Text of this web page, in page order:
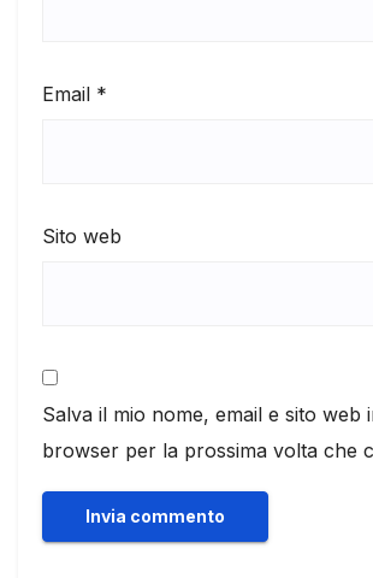
Email *
Sito web
Salva il mio nome, email e sito web
browser per la prossima volta che